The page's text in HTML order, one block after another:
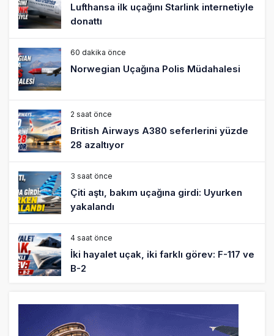
Lufthansa ilk uçağını Starlink internetiyle
donattı
60 dakika önce
Norwegian Uçağına Polis Müdahalesi
2 saat önce
British Airways A380 seferlerini yüzde
28 azaltıyor
3 saat önce
Çiti aştı, bakım uçağına girdi: Uyurken
yakalandı
4 saat önce
İki hayalet uçak, iki farklı görev: F-117 ve
B-2
THY ve Pegasus Dünyanın En Değerli
Havayolları Arasında